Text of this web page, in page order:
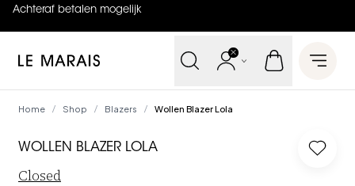
Achteraf betalen mogelijk
4.9 uit 5 (737 reviews
Le Marais Open
Home / Shop / Blazers / Wollen Blazer Lola
WOLLEN BLAZER LOLA Log in
Closed